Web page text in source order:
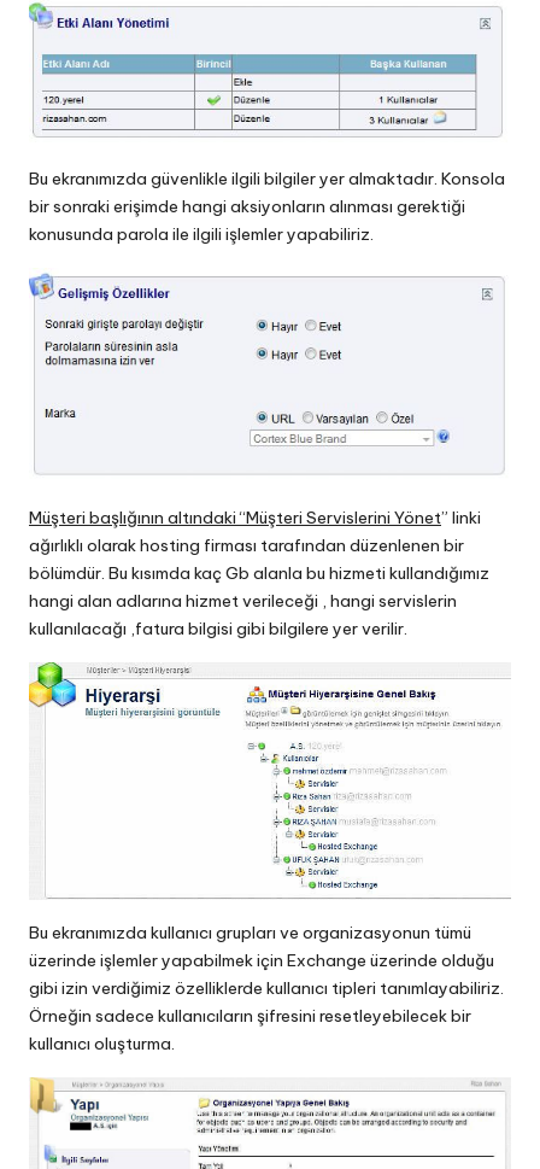
Bu ekranımızda güvenlikle ilgili bilgiler yer almaktadır. Konsola
bir sonraki erişimde hangi aksiyonların alınması gerektiği
konusunda parola ile ilgili işlemler yapabiliriz.
Müşteri başlığının altındaki “Müşteri Servislerini Yönet” linki
ağırlıklı olarak hosting firması tarafından düzenlenen bir
bölümdür. Bu kısımda kaç Gb alanla bu hizmeti kullandığımız
hangi alan adlarına hizmet verileceği , hangi servislerin
kullanılacağı ,fatura bilgisi gibi bilgilere yer verilir.
Bu ekranımızda kullanıcı grupları ve organizasyonun tümü
üzerinde işlemler yapabilmek için Exchange üzerinde olduğu
gibi izin verdiğimiz özelliklerde kullanıcı tipleri tanımlayabiliriz.
Örneğin sadece kullanıcıların şifresini resetleyebilecek bir
kullanıcı oluşturma.